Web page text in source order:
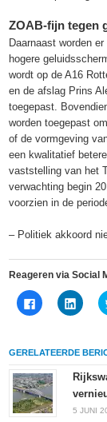
ZOAB-fijn tegen
Daarnaast worden
hogere
wordt op de A16
en de afslag Prins
toegepast.
worden toegepast
of de vormgeving
een kwalitatief
vaststelling van het
verwachting begin
voorzien in de
– Politiek akkoord
Reageren via Social
Klik
om
Facebook
(Wordt
een
nieuw
venster
geopend)
Klik
om
delen
een
nieuw
GERELATEERDE
5 JUNI